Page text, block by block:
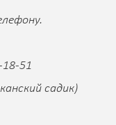
18-51
садик)